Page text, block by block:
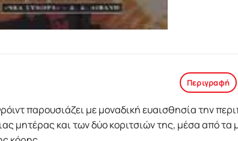
Περιγραφή
παρουσιάζει με μοναδική ευαισθησία την
μητέρας και των δύο κοριτσιών της, μέσα από τα